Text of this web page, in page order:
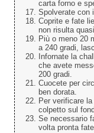
carta forno e
Spolverate con
Coprite e fate
non risulta
Più o meno 20
a 240 gradi,
Infornate la
che avete
200 gradi.
Cuocete per
ben dorata.
Per verificare
colpetto sul
Se necessario
volta pronta